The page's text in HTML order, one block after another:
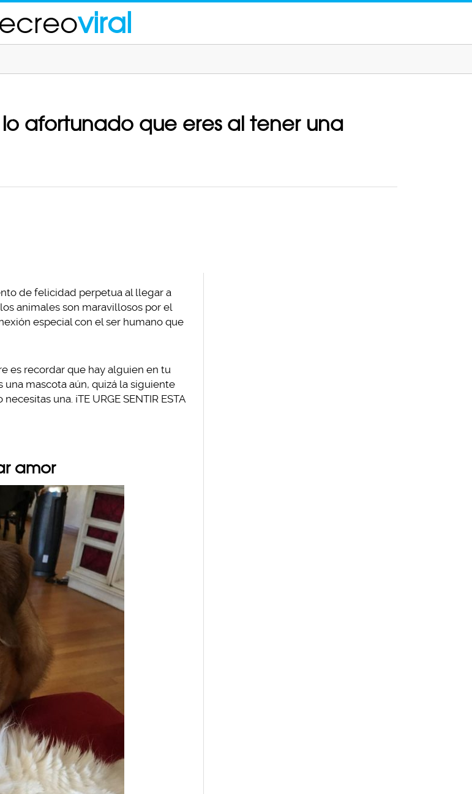
viral
afortunado que eres al tener una
de felicidad perpetua al llegar a
animales son maravillosos por el
especial con el ser humano que
es recordar que hay alguien en tu
mascota aún, quizá la siguiente
una. ¡TE URGE SENTIR ESTA
amor